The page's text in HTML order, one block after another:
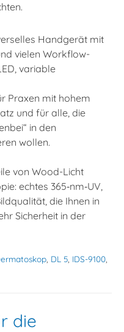
Handgerät mit
vielen Workflow-
variable
Praxen mit hohem
und für alle, die
in den
wollen.
von Wood-Licht
echtes 365‑nm‑UV,
die Ihnen in
Sicherheit in der
DL 5 IDS-9100
die